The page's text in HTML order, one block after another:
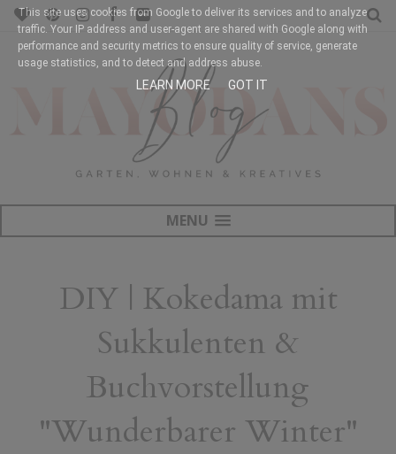
MENU
DIY | Kokedama mit
Sukkulenten &
Buchvorstellung
"Wunderbarer Winter"
This site uses cookies from Google to deliver its services and to analyze
traffic. Your IP address and user-agent are shared with Google along with
performance and security metrics to ensure quality of service, generate
usage statistics, and to detect and address abuse.
LEARN MORE GOT IT